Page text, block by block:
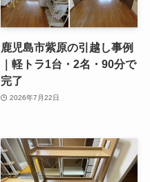
鹿児島市紫原の引越し事例
｜軽トラ1台・2名・90分で
完了
2026年7月22日